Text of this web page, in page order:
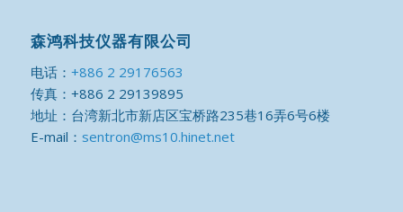
森鸿科技仪器有限公司
电话： +886 2 29176563
传真：+886 2 29139895
地址：台湾新北市新店区宝桥路235巷16弄6号6楼
E-mail： sentron@ms10.hinet.net